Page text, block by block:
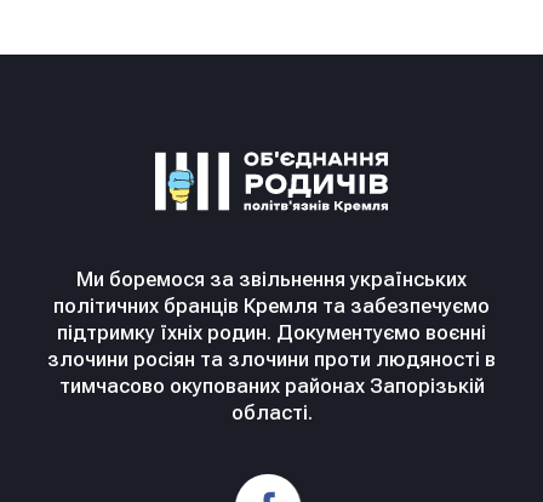
Ми боремося за звільнення українських
політичних бранців Кремля та забезпечуємо
підтримку їхніх родин. Документуємо воєнні
злочини росіян та злочини проти людяності в
тимчасово окупованих районах Запорізькій
області.